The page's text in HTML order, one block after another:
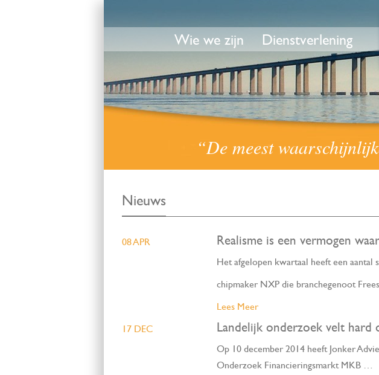
Wie we zijn Dienstverlening
“De meest
Nieuws
08 APR Realisme is een vermogen
Het afgelopen kwartaal heeft een aantal
chipmaker NXP die branchegenoot
Lees Meer
17 DEC Landelijk onderzoek velt
Op 10 december 2014 heeft Jonker
Onderzoek Financieringsmarkt MKB …